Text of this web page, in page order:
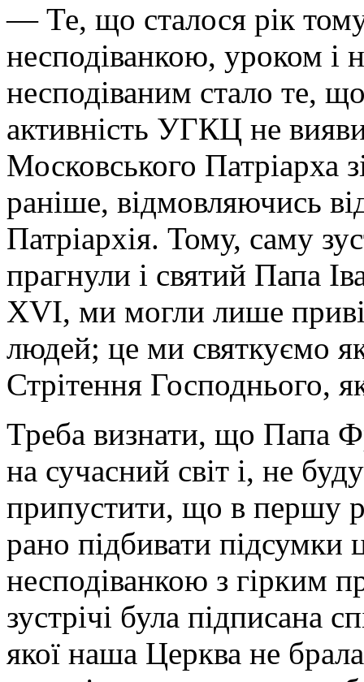
— Те, що сталося рік
несподіванкою, уроком і
несподіваним стало те,
активність УГКЦ не
Московського
раніше, відмовляючись
Патріархія. Тому, саму
прагнули і святий Папа
XVI, ми могли лише
людей; це ми святкуємо
Стрітення Господнього,
Треба визнати, що Папа
на сучасний світ і, не
припустити, що в першу
рано підбивати підсумки
несподіванкою з гірким
зустрічі була підписана
якої наша Церква не